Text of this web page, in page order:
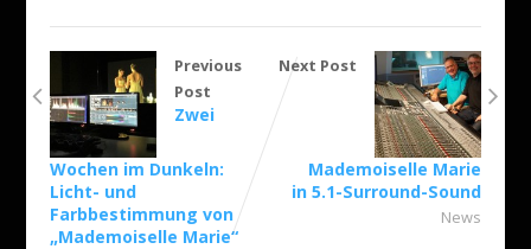
Previous
Post
Zwei
Wochen im Dunkeln:
Licht- und
Farbbestimmung von
„Mademoiselle Marie“
Next Post
Mademoiselle Marie
in 5.1-Surround-Sound
News